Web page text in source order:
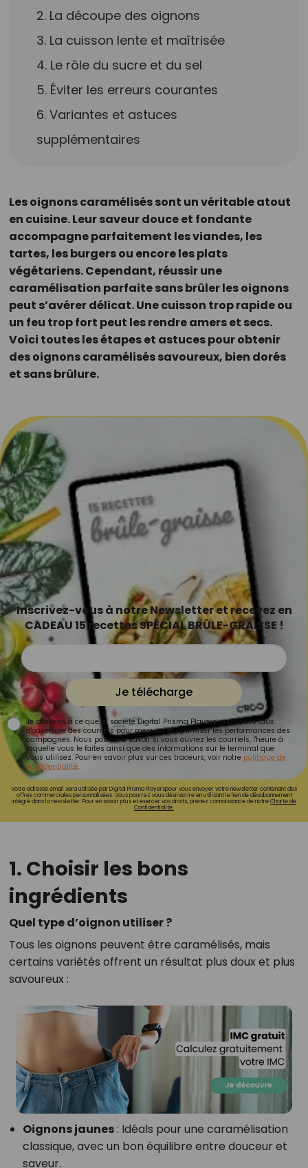
2. La découpe des oignons
3. La cuisson lente et maîtrisée
4. Le rôle du sucre et du sel
5. Éviter les erreurs courantes
6. Variantes et astuces
supplémentaires
Les oignons caramélisés sont un véritable atout
en cuisine. Leur saveur douce et fondante
accompagne parfaitement les viandes, les
tartes, les burgers ou encore les plats
végétariens. Cependant, réussir une
caramélisation parfaite sans brûler les oignons
peut s’avérer délicat. Une cuisson trop rapide ou
un feu trop fort peut les rendre amers et secs.
Voici toutes les étapes et astuces pour obtenir
des oignons caramélisés savoureux, bien dorés
et sans brûlure.
Inscrivez-vous à notre Newsletter et recevez en
CADEAU 15 recettes SPÉCIAL BRÛLE-GRAISSE !
Je télécharge
Je consens à ce que la société Digital Prisma Players analyse le taux
d'ouverture des courriels pour mesurer et optimiser les performances des
campagnes. Nous pourrons savoir si vous ouvrez les courriels, l'heure à
laquelle vous le faites ainsi que des informations sur le terminal que
vous utilisez. Pour en savoir plus sur ces traceurs, voir notre politique de
confidentialité.
Votre adresse email sera utilisée par Digital Prisma Playerspour vous envoyer votre newsletter contenant des
offres commerciales personnalisées. Vous pourrez vous désinscrire en utilisant le lien de désabonnement
intégré dans la newsletter. Pour en savoir plus et exercer vos droits, prenez connaissance de notreCharte de
Confidentialité.
1. Choisir les bons
ingrédients
Quel type d’oignon utiliser ?
Tous les oignons peuvent être caramélisés, mais
certains variétés offrent un résultat plus doux et plus
savoureux :
Oignons jaunes: Idéals pour une caramélisation
classique, avec un bon équilibre entre douceur et
saveur.